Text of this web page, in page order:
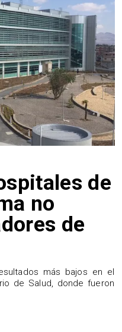
de
no
de
más bajos en el
de Salud, donde fueron